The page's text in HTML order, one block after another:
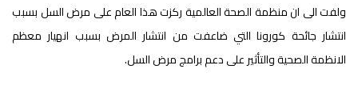
ولفت الى ان منظمة الصحة العالمية ركزت هذا العام على مرض السل بسبب
انتشار جائحة كورونا التي ضاعفت من انتشار المرض بسبب انهيار معظم
الانظمة الصحية والتأثير على دعم برامج مرض السل.